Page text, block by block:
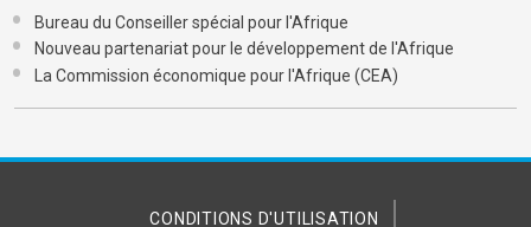
Bureau du Conseiller spécial pour l'Afrique
Nouveau partenariat pour le développement de l'Afrique
La Commission économique pour l'Afrique (CEA)
CONDITIONS D'UTILISATION